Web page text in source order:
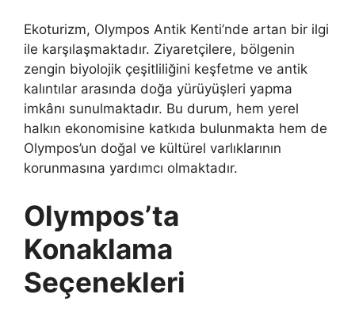
Ekoturizm, Olympos Antik Kenti’nde artan bir ilgi
ile karşılaşmaktadır. Ziyaretçilere, bölgenin
zengin biyolojik çeşitliliğini keşfetme ve antik
kalıntılar arasında doğa yürüyüşleri yapma
imkânı sunulmaktadır. Bu durum, hem yerel
halkın ekonomisine katkıda bulunmakta hem de
Olympos’un doğal ve kültürel varlıklarının
korunmasına yardımcı olmaktadır.
Olympos’ta
Konaklama
Seçenekleri